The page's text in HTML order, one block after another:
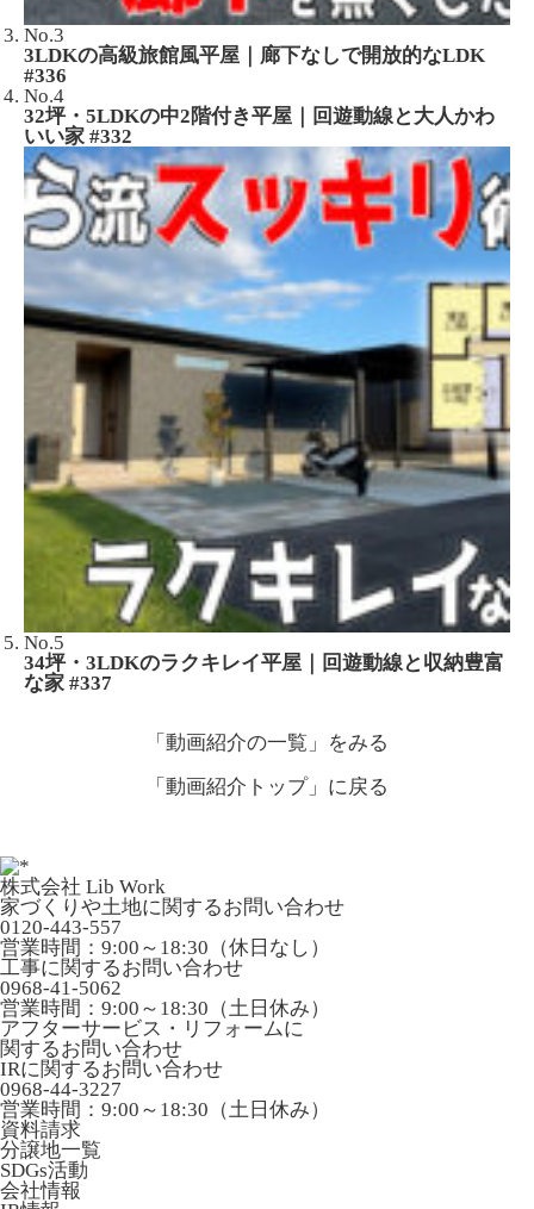
No.3
3LDKの高級旅館風平屋｜廊下なしで開放的なLDK
#336
No.4
32坪・5LDKの中2階付き平屋｜回遊動線と大人かわ
いい家 #332
No.5
34坪・3LDKのラクキレイ平屋｜回遊動線と収納豊富
な家 #337
「動画紹介の一覧」
をみる
「動画紹介トップ」 に戻る
株式会社 Lib Work
家づくりや土地に関するお問い合わせ
0120-443-557
営業時間：9:00～18:30（休日なし）
工事に関するお問い合わせ
0968-41-5062
営業時間：9:00～18:30（土日休み）
アフターサービス・リフォームに
関するお問い合わせ
IRに関するお問い合わせ
0968-44-3227
営業時間：9:00～18:30（土日休み）
資料請求
分譲地一覧
SDGs活動
会社情報